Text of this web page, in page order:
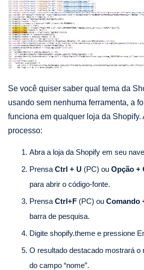
Se você quiser saber qual tema da
usando sem nenhuma ferramenta, a
funciona em qualquer loja da Shopify.
processo:
Abra a loja da Shopify em seu
PrensaCtrl + U (PC) ouOpção +
para abrir o código-fonte.
PrensaCtrl+F (PC) ouComando
barra de pesquisa.
Digite shopify.theme e pressione
O resultado destacado mostrará o
do campo “nome”.